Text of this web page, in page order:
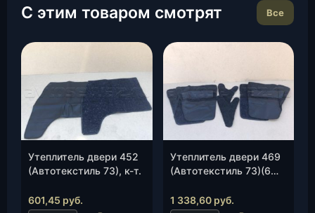
С этим товаром смотрят Все
Утеплитель двери 452
(Автотекстиль 73), к-т.
601,45 руб.
Утеплитель двери 469
(Автотекстиль 73)(6
1 338,60 руб.